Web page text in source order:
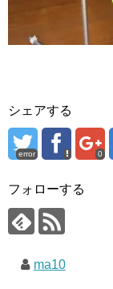
シェアする
error 0
フォローする
ma10